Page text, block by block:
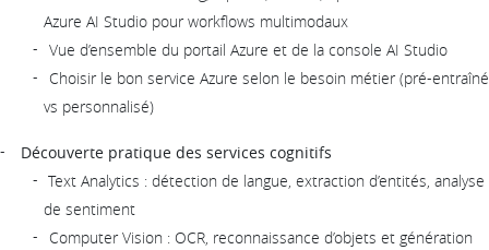
Azure AI Studio pour workflows multimodaux
Vue d’ensemble du portail Azure et de la console AI Studio
Choisir le bon service Azure selon le besoin métier (pré-entraîné
vs personnalisé)
Découverte pratique des services cognitifs
Text Analytics : détection de langue, extraction d’entités, analyse
de sentiment
Computer Vision : OCR, reconnaissance d’objets et génération